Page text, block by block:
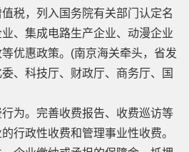
税，列入国务院有关部门认定名
、集成电路生产企业、动漫企业
优惠政策。(南京海关牵头，省发
、科技厅、财政厅、商务厅、国
为。完善收费报告、收费巡访等
行政性收费和管理事业性收费。